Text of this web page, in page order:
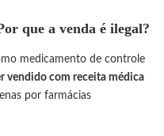
que a venda é ilegal?
medicamento de controle
vendido com receita médica
por farmácias